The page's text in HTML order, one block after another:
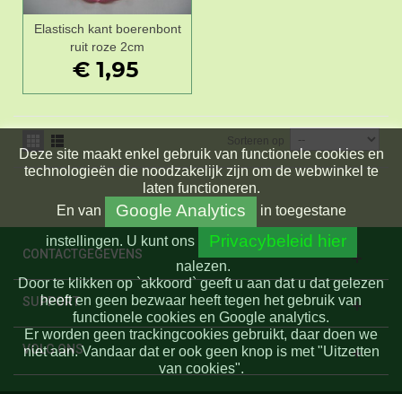
Elastisch kant boerenbont
ruit roze 2cm
€ 1,95
Sorteren op
CONTACTGEGEVENS
SUPPORT
VOLG ONS
Deze site maakt enkel gebruik van functionele cookies en
technologieën die noodzakelijk zijn om de webwinkel te
laten functioneren.
En van Google Analytics
in toegestane
instellingen. U kunt ons Privacybeleid hier
nalezen.
Door te klikken op `akkoord` geeft u aan dat u dat gelezen
heeft en geen bezwaar heeft tegen het gebruik van
functionele cookies en Google analytics.
Er worden geen trackingcookies gebruikt, daar doen we
niet aan. Vandaar dat er ook geen knop is met "Uitzetten
van cookies".